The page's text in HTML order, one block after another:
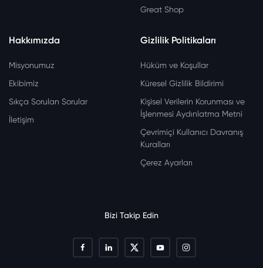
Great Shop
Hakkımızda
Misyonumuz
Ekibimiz
Sıkça Sorulan Sorular
İletişim
Gizlilik Politikaları
Hüküm ve Koşullar
Küresel Gizlilik Bildirimi
Kişisel Verilerin Korunması ve
İşlenmesi Aydınlatma Metni
Çevrimiçi Kullanıcı Davranış
Kuralları
Çerez Ayarları
Bizi Takip Edin